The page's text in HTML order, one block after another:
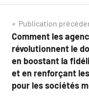
Navigation
de
l’article
Publication
Comment les
révolutionnent le
en boostant la
et en renforçant
pour les sociétés